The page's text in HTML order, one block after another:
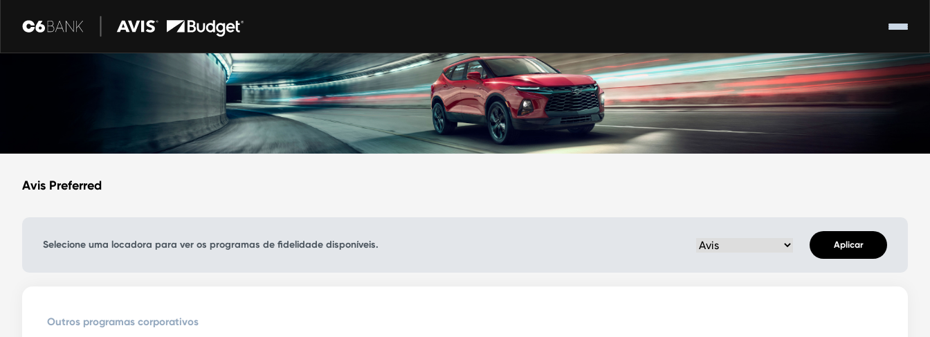
Avis Preferred
Selecione uma locadora para ver os programas de fidelidade disponíveis. Aplicar
Outros programas corporativos